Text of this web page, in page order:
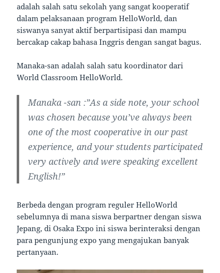
adalah salah satu sekolah yang sangat kooperatif
dalam pelaksanaan program HelloWorld, dan
siswanya sanyat aktif berpartisipasi dan mampu
bercakap cakap bahasa Inggris dengan sangat bagus.
Manaka-san adalah salah satu koordinator dari
World Classroom HelloWorld.
Manaka -san :”As a side note, your school
was chosen because you’ve always been
one of the most cooperative in our past
experience, and your students participated
very actively and were speaking excellent
English!”
Berbeda dengan program reguler HelloWorld
sebelumnya di mana siswa berpartner dengan siswa
Jepang, di Osaka Expo ini siswa berinteraksi dengan
para pengunjung expo yang mengajukan banyak
pertanyaan.